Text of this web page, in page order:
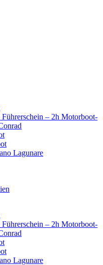
– 2h Motorboot-
Lagunare
– 2h Motorboot-
Lagunare